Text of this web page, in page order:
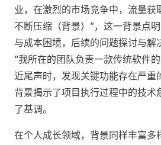
业，在激烈的市场竞争中，流量
不断压缩（背景）”，这一背景点
与成本困境，后续的问题探讨与
“我所在的团队负责一款传统软件
近尾声时，发现关键功能存在严重
背景揭示了项目执行过程中的技
了基调。
在个人成长领域，背景同样丰富多